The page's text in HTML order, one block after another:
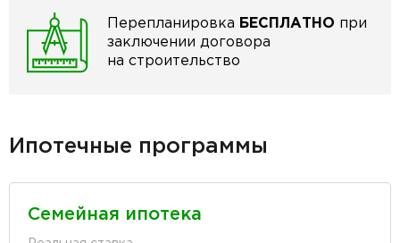
Перепланировка БЕСПЛАТНО при
заключении договора
на строительство
Ипотечные программы
Семейная ипотека